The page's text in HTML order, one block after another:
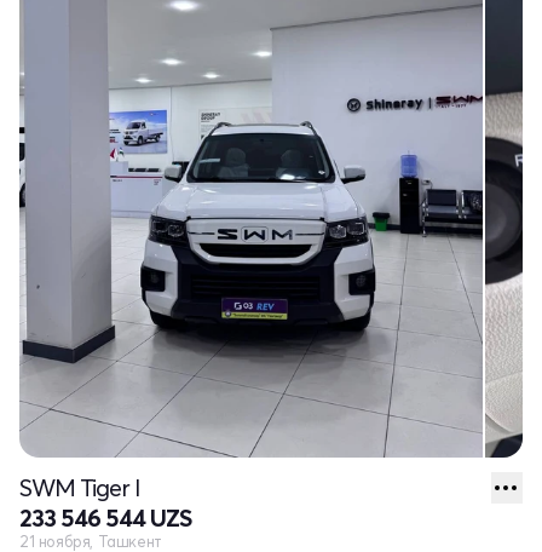
SWM Tiger I
233 546 544 UZS
21 ноября, Ташкент